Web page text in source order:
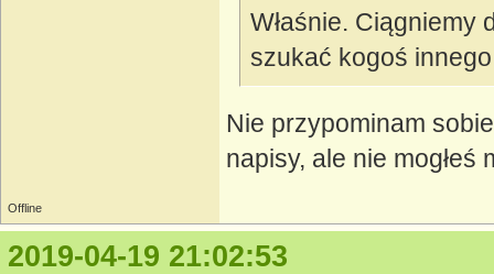
Właśnie. Ciągniemy
szukać kogoś
Nie przypominam
napisy, ale nie mogłeś
Offline
2019-04-19 21:02:53